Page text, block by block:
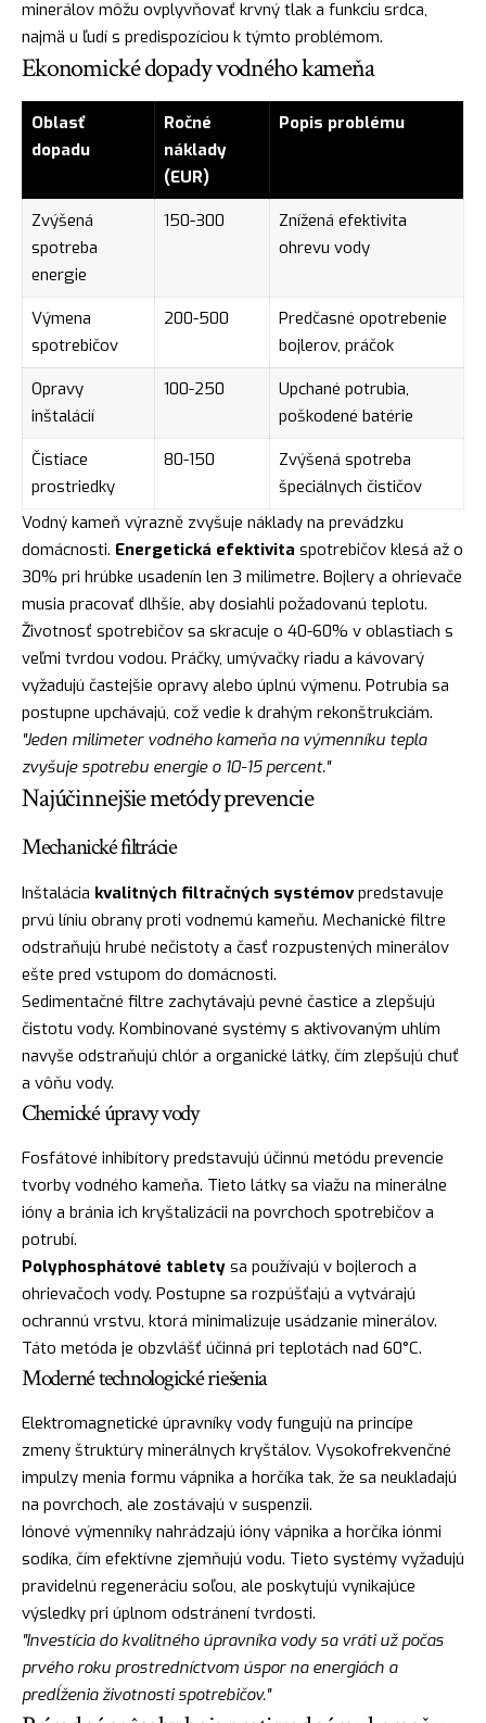
minerálov môžu ovplyvňovať krvný tlak a funkciu srdca,
najmä u ľudí s predispozíciou k týmto problémom.
Ekonomické dopady vodného kameňa
Oblasť
dopadu
Ročné
náklady
(EUR)
Popis problému
Zvýšená
spotreba
energie
150-300
Znížená efektivita
ohrevu vody
Výmena
spotrebičov
200-500
Predčasné opotrebenie
bojlerov, práčok
Opravy
inštalácií
100-250
Upchané potrubia,
poškodené batérie
Čistiace
prostriedky
80-150
Zvýšená spotreba
špeciálnych čističov
Vodný kameň výrazně zvyšuje náklady na prevádzku
domácnosti. Energetická efektivita spotrebičov klesá až o
30% pri hrúbke usadenín len 3 milimetre. Bojlery a ohrievače
musia pracovať dlhšie, aby dosiahli požadovanú teplotu.
Životnosť spotrebičov sa skracuje o 40-60% v oblastiach s
veľmi tvrdou vodou. Práčky, umývačky riadu a kávovarý
vyžadujú častejšie opravy alebo úplnú výmenu. Potrubia sa
postupne upchávajú, což vedie k drahým rekonštrukciám.
"Jeden milimeter vodného kameňa na výmenníku tepla
zvyšuje spotrebu energie o 10-15 percent."
Najúčinnejšie metódy prevencie
Mechanické filtrácie
Inštalácia kvalitných filtračných systémovpredstavuje
prvú líniu obrany proti vodnemú kameňu. Mechanické filtre
odstraňujú hrubé nečistoty a časť rozpustených minerálov
ešte pred vstupom do domácnosti.
Sedimentačné filtre zachytávajú pevné častice a zlepšujú
čistotu vody. Kombinované systémy s aktivovaným uhlím
navyše odstraňujú chlór a organické látky, čím zlepšujú chuť
a vôňu vody.
Chemické úpravy vody
Fosfátové inhibítory predstavujú účinnú metódu prevencie
tvorby vodného kameňa. Tieto látky sa viažu na minerálne
ióny a bránia ich kryštalizácii na povrchoch spotrebičov a
potrubí.
Polyphosphátové tablety sa používajú v bojleroch a
ohrievačoch vody. Postupne sa rozpúšťajú a vytvárajú
ochrannú vrstvu, ktorá minimalizuje usádzanie minerálov.
Táto metóda je obzvlášť účinná pri teplotách nad 60°C.
Moderné technologické riešenia
Elektromagnetické úpravníky vody fungujú na princípe
zmeny štruktúry minerálnych kryštálov. Vysokofrekvenčné
impulzy menia formu vápnika a horčíka tak, že sa neukladajú
na povrchoch, ale zostávajú v suspenzii.
Iónové výmenníky nahrádzajú ióny vápnika a horčíka iónmi
sodíka, čím efektívne zjemňujú vodu. Tieto systémy vyžadujú
pravidelnú regeneráciu soľou, ale poskytujú vynikajúce
výsledky pri úplnom odstránení tvrdosti.
"Investícia do kvalitného úpravníka vody sa vráti už počas
prvého roku prostredníctvom úspor na energiách a
predĺženia životnosti spotrebičov."